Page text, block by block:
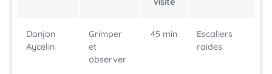
Donjon
Aycelin
Grimper
et
observer
45 min
Escaliers
raides